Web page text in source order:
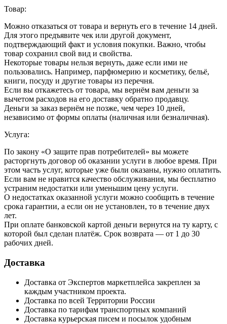
Товар:
Можно отказаться от товара и вернуть его в течение 14 дней.
Для этого предъявите чек или другой документ,
подтверждающий факт и условия покупки. Важно, чтобы
товар сохранил свой вид и свойства.
Некоторые товары нельзя вернуть, даже если ими не
пользовались. Например, парфюмерию и косметику, бельё,
книги, посуду и другие товары из перечня.
Если вы откажетесь от товара, мы вернём вам деньги за
вычетом расходов на его доставку обратно продавцу.
Деньги за заказ вернём не позже, чем через 10 дней,
независимо от формы оплаты (наличная или безналичная).
Услуга:
По закону «О защите прав потребителей» вы можете
расторгнуть договор об оказании услуги в любое время. При
этом часть услуг, которые уже были оказаны, нужно оплатить.
Если вам не нравится качество обслуживания, мы бесплатно
устраним недостатки или уменьшим цену услуги.
О недостатках оказанной услуги можно сообщить в течение
срока гарантии, а если он не установлен, то в течение двух
лет.
При оплате банковской картой деньги вернутся на ту карту, с
которой был сделан платёж. Срок возврата — от 1 до 30
рабочих дней.
Доставка
Доставка от Экспертов маркетплейса закреплен за
каждым участником проекта.
Доставка по всей Территории России
Доставка по тарифам транспортных компаний
Доставка курьерская писем и посылок удобным